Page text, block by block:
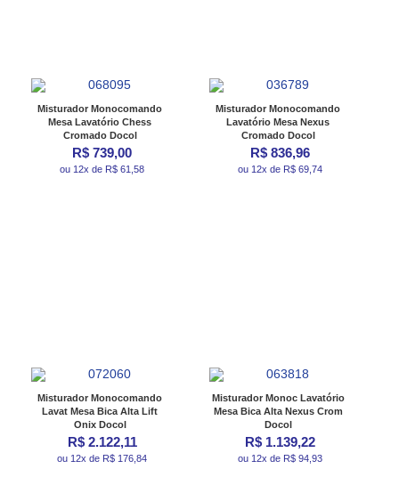
Misturador Monocomando
Mesa Lavatório Chess
Cromado Docol
R$ 739,00
ou 12x de R$ 61,58
Misturador Monocomando
Lavatório Mesa Nexus
Cromado Docol
R$ 836,96
ou 12x de R$ 69,74
Misturador Monocomando
Lavat Mesa Bica Alta Lift
Onix Docol
R$ 2.122,11
ou 12x de R$ 176,84
Misturador Monoc Lavatório
Mesa Bica Alta Nexus Crom
Docol
R$ 1.139,22
ou 12x de R$ 94,93